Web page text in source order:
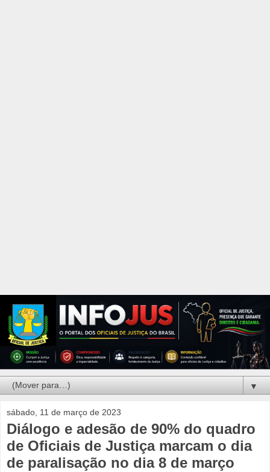
▼
sábado, 11 de março de 2023
Diálogo e adesão de 90% do quadro
de Oficiais de Justiça marcam o dia
de paralisação no dia 8 de março